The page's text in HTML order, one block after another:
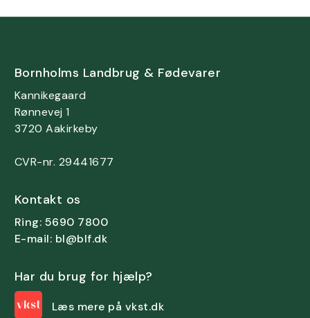
Bornholms Landbrug & Fødevarer
Kannikegaard
Rønnevej 1
3720 Aakirkeby
CVR-nr. 29441677
Kontakt os
Ring: 5690 7800
E-mail: bl@blf.dk
Har du brug for hjælp?
Læs mere på vkst.dk